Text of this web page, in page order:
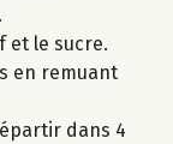
et le sucre.
en remuant
dans 4